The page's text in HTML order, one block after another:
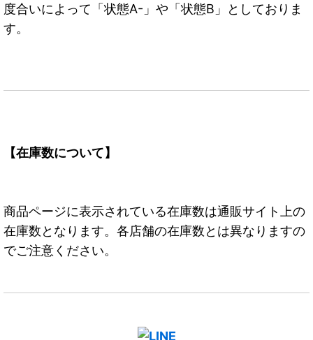
度合いによって「状態A-」や「状態B」としておりま
す。
【在庫数について】
商品ページに表示されている在庫数は通販サイト上の
在庫数となります。各店舗の在庫数とは異なりますの
でご注意ください。